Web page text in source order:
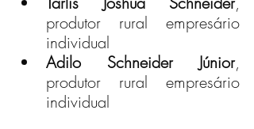
produtor rural empresário
individual
Adilo Schneider Júnior,
produtor rural empresário
individual